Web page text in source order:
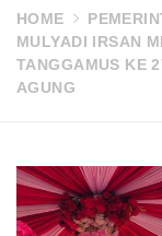
HOME
MULYADI IRSAN
TANGGAMUS KE
AGUNG